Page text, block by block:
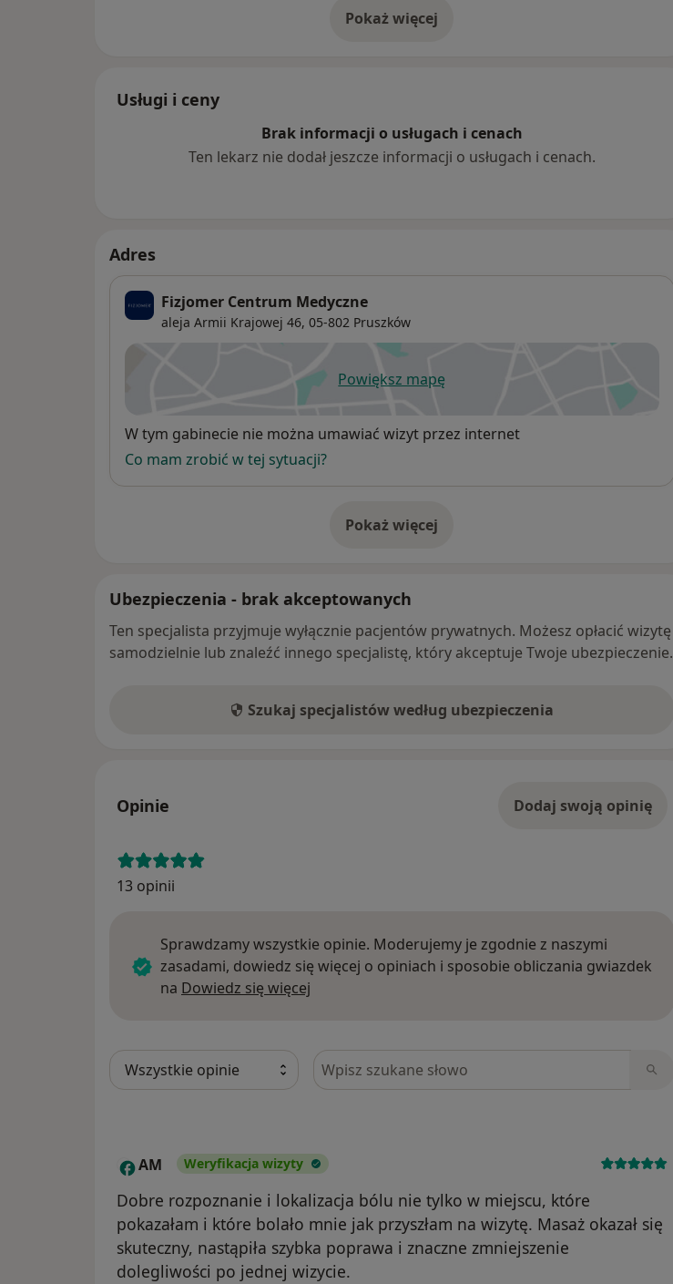
Pokaż więcejo doświadczeniu
Usługi i ceny
Brak informacji o usługach i cenach
Ten lekarz nie dodał jeszcze informacji o usługach i cenach.
Adres
Fizjomer Centrum Medyczne
aleja Armii Krajowej 46, 05-802 Pruszków
Powiększ mapęotwiera się w nowej karcie
Dostępność
W tym gabinecie nie można umawiać wizyt przez internet
Co mam zrobić w tej sytuacji?
Pokaż więcej
o adresie
Ubezpieczenia - brak akceptowanych
Ten specjalista przyjmuje wyłącznie pacjentów prywatnych. Możesz opłacić wizytę
samodzielnie lub znaleźć innego specjalistę, który akceptuje Twoje ubezpieczenie.
Szukaj specjalistów według ubezpieczenia
Opinie Dodaj swoją opinię
13 opinii
Sprawdzamy wszystkie opinie. Moderujemy je zgodnie z naszymi
zasadami, dowiedz się więcej o opiniach i sposobie obliczania gwiazdek
na Dowiedz się więcej
Szukaj w opiniach
A AM Weryfikacja wizyty
Dobre rozpoznanie i lokalizacja bólu nie tylko w miejscu, które
pokazałam i które bolało mnie jak przyszłam na wizytę. Masaż okazał się
skuteczny, nastąpiła szybka poprawa i znaczne zmniejszenie
dolegliwości po jednej wizycie.